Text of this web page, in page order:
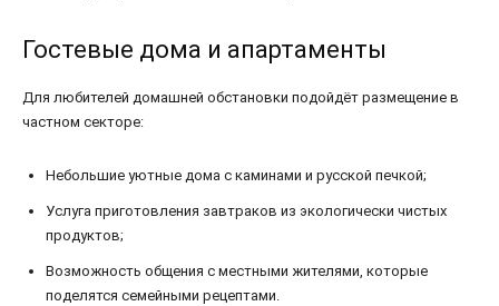
Гостевые дома и апартаменты
Для любителей домашней обстановки подойдёт размещение в
частном секторе:
Небольшие уютные дома с каминами и русской печкой;
Услуга приготовления завтраков из экологически чистых
продуктов;
Возможность общения с местными жителями, которые
поделятся семейными рецептами.